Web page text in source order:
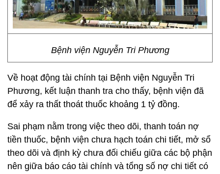
Bệnh viện Nguyễn Tri Phương
Về hoạt động tài chính tại Bệnh viện Nguyễn Tri
Phương, kết luận thanh tra cho thấy, bệnh viện đã
để xảy ra thất thoát thuốc khoảng 1 tỷ đồng.
Sai phạm nằm trong việc theo dõi, thanh toán nợ
tiền thuốc, bệnh viện chưa hạch toán chi tiết, mở sổ
theo dõi và định kỳ chưa đối chiếu giữa các bộ phận
nên giữa báo cáo tài chính và tổng số nợ chi tiết có